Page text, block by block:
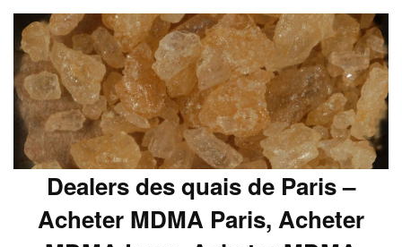
Dealers des quais de Paris –
Acheter MDMA Paris, Acheter